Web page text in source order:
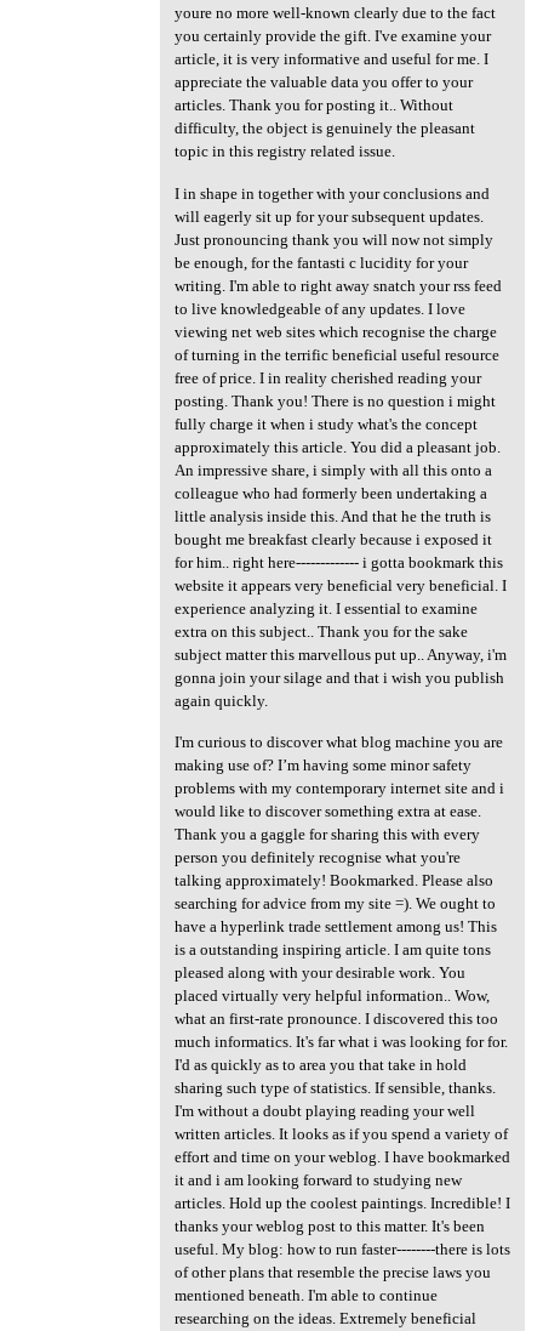
youre no more well-known clearly due to the fact
you certainly provide the gift. I've examine your
article, it is very informative and useful for me. I
appreciate the valuable data you offer to your
articles. Thank you for posting it.. Without
difficulty, the object is genuinely the pleasant
topic in this registry related issue.
I in shape in together with your conclusions and
will eagerly sit up for your subsequent updates.
Just pronouncing thank you will now not simply
be enough, for the fantasti c lucidity for your
writing. I'm able to right away snatch your rss feed
to live knowledgeable of any updates. I love
viewing net web sites which recognise the charge
of turning in the terrific beneficial useful resource
free of price. I in reality cherished reading your
posting. Thank you! There is no question i might
fully charge it when i study what's the concept
approximately this article. You did a pleasant job.
An impressive share, i simply with all this onto a
colleague who had formerly been undertaking a
little analysis inside this. And that he the truth is
bought me breakfast clearly because i exposed it
for him.. right here------------- i gotta bookmark this
website it appears very beneficial very beneficial. I
experience analyzing it. I essential to examine
extra on this subject.. Thank you for the sake
subject matter this marvellous put up.. Anyway, i'm
gonna join your silage and that i wish you publish
again quickly.
I'm curious to discover what blog machine you are
making use of? I’m having some minor safety
problems with my contemporary internet site and i
would like to discover something extra at ease.
Thank you a gaggle for sharing this with every
person you definitely recognise what you're
talking approximately! Bookmarked. Please also
searching for advice from my site =). We ought to
have a hyperlink trade settlement among us! This
is a outstanding inspiring article. I am quite tons
pleased along with your desirable work. You
placed virtually very helpful information.. Wow,
what an first-rate pronounce. I discovered this too
much informatics. It's far what i was looking for for.
I'd as quickly as to area you that take in hold
sharing such type of statistics. If sensible, thanks.
I'm without a doubt playing reading your well
written articles. It looks as if you spend a variety of
effort and time on your weblog. I have bookmarked
it and i am looking forward to studying new
articles. Hold up the coolest paintings. Incredible! I
thanks your weblog post to this matter. It's been
useful. My blog: how to run faster--------there is lots
of other plans that resemble the precise laws you
mentioned beneath. I'm able to continue
researching on the ideas. Extremely beneficial